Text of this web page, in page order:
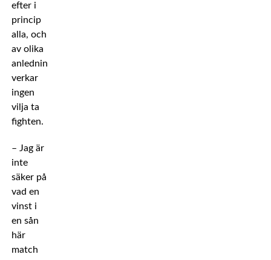
efter i
princip
alla, och
av olika
anledningar
verkar
ingen
vilja ta
fighten.
– Jag är
inte
säker på
vad en
vinst i
en sån
här
match